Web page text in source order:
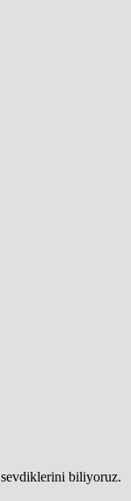
sevdiklerini biliyoruz.